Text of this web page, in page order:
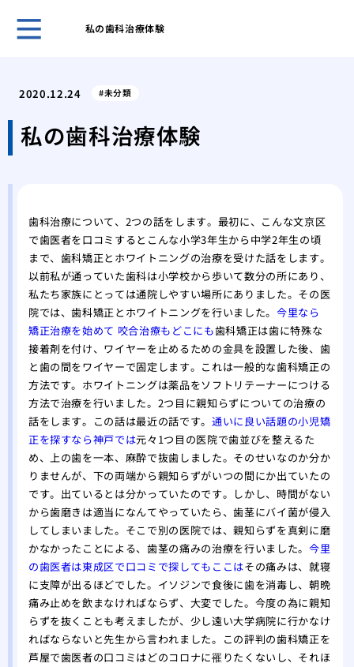
私の歯科治療体験
歯
の詳
2020.12.24 未分類
私の歯科治療体験
歯科治療について、2つの話をします。最初に、こんな文京区
で歯医者を口コミするとこんな小学3年生から中学2年生の頃
まで、歯科矯正とホワイトニングの治療を受けた話をします。
以前私が通っていた歯科は小学校から歩いて数分の所にあり、
私たち家族にとっては通院しやすい場所にありました。その医
院では、歯科矯正とホワイトニングを行いました。 今里なら
矯正治療を始めて 咬合治療もどこにも歯科矯正は歯に特殊な
接着剤を付け、ワイヤーを止めるための金具を設置した後、歯
と歯の間をワイヤーで固定します。これは一般的な歯科矯正の
方法です。ホワイトニングは薬品をソフトリテーナーにつける
方法で治療を行いました。2つ目に親知らずについての治療の
話をします。この話は最近の話です。通いに良い話題の小児矯
正を探すなら神戸では元々1つ目の医院で歯並びを整えるた
め、上の歯を一本、麻酔で抜歯しました。そのせいなのか分か
りませんが、下の両端から親知らずがいつの間にか出ていたの
です。出ているとは分かっていたのです。しかし、時間がない
から歯磨きは適当になんてやっていたら、歯茎にバイ菌が侵入
してしまいました。そこで別の医院では、親知らずを真剣に磨
かなかったことによる、歯茎の痛みの治療を行いました。 今里
の歯医者は東成区で口コミで探してもここはその痛みは、就寝
に支障が出るほどでした。イソジンで食後に歯を消毒し、朝晩
痛み止めを飲まなければならず、大変でした。今度の為に親知
らずを抜くことも考えましたが、少し遠い大学病院に行かなけ
ればならないと先生から言われました。この評判の歯科矯正を
芦屋で歯医者の口コミはどのコロナに罹りたくないし、それほ